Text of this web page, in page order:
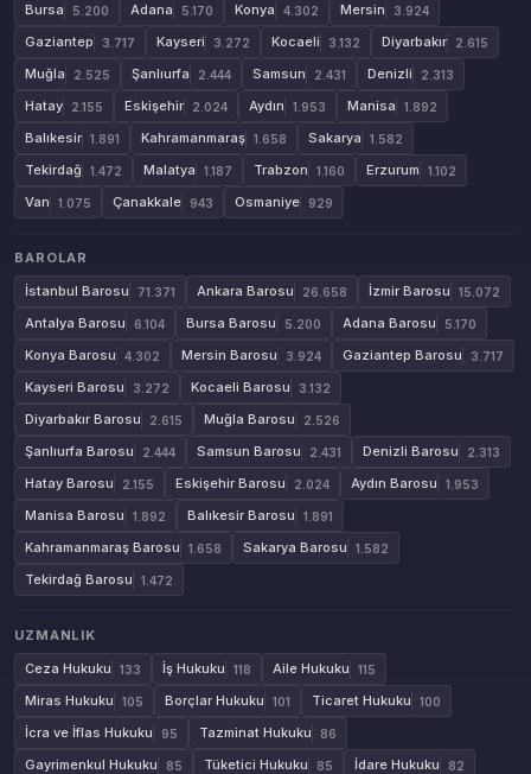
Bursa 5.200 Adana 5.170 Konya 4.302 Mersin 3.924
Gaziantep 3.717 Kayseri 3.272 Kocaeli 3.132 Diyarbakır 2.615
Muğla 2.525 Şanlıurfa 2.444 Samsun 2.431 Denizli 2.313
Hatay 2.155 Eskişehir 2.024 Aydın 1.953 Manisa 1.892
Balıkesir 1.891 Kahramanmaraş 1.658 Sakarya 1.582
Tekirdağ 1.472 Malatya 1.187 Trabzon 1.160 Erzurum 1.102
Van 1.075 Çanakkale 943 Osmaniye 929
BAROLAR
İstanbul Barosu
71.371 Ankara Barosu 26.658 İzmir Barosu 15.072
Antalya Barosu 6.104 Bursa Barosu 5.200 Adana Barosu 5.170
Konya Barosu 4.302 Mersin Barosu 3.924 Gaziantep Barosu 3.717
Kayseri Barosu 3.272 Kocaeli Barosu 3.132
Diyarbakır Barosu 2.615 Muğla Barosu 2.526
Şanlıurfa Barosu 2.444 Samsun Barosu 2.431 Denizli Barosu 2.313
Hatay Barosu 2.155 Eskişehir Barosu 2.024 Aydın Barosu 1.953
Manisa Barosu 1.892 Balıkesir Barosu 1.891
Kahramanmaraş Barosu 1.658 Sakarya Barosu 1.582
Tekirdağ Barosu 1.472
UZMANLIK
Ceza Hukuku
133 İş Hukuku 118 Aile Hukuku 115
Miras Hukuku 105 Borçlar Hukuku 101 Ticaret Hukuku 100
İcra ve İflas Hukuku 95 Tazminat Hukuku 86
Gayrimenkul Hukuku 85 Tüketici Hukuku 85 İdare Hukuku 82